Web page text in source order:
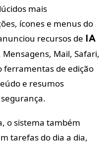
mais
ícones e menus do
recursos de IA
Mail, Safari,
ferramentas de edição
e resumos
o sistema também
tarefas do dia a dia,